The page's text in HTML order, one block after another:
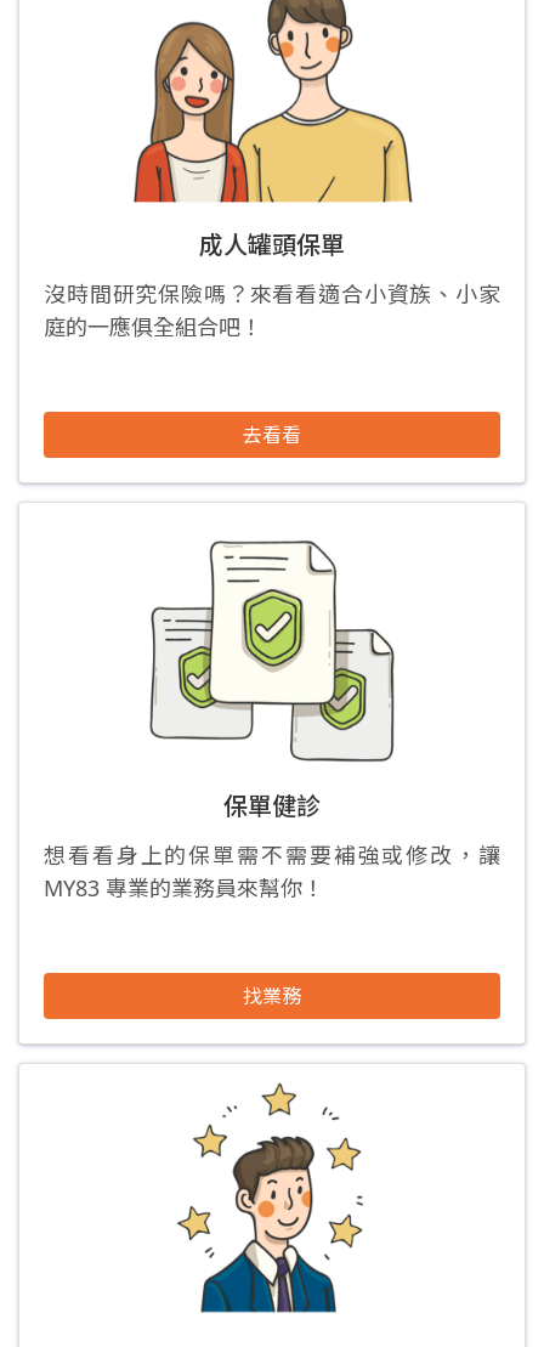
成人罐頭保單
沒時間研究保險嗎？來看看適合小資族、小家
庭的一應俱全組合吧！
去看看
保單健診
想看看身上的保單需不需要補強或修改，讓
MY83 專業的業務員來幫你！
找業務